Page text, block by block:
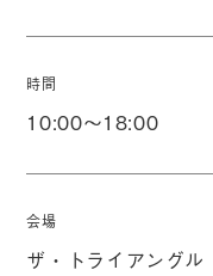
時間
10:00～18:00
会場
ザ・トライアングル